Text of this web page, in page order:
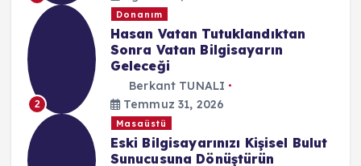
2
Donanım
Hasan Vatan Tutuklandıktan
Sonra Vatan Bilgisayarın
Geleceği
Berkant TUNALI
Temmuz 31, 2026
Masaüstü
Eski Bilgisayarınızı Kişisel Bulut
Sunucusuna Dönüştürün